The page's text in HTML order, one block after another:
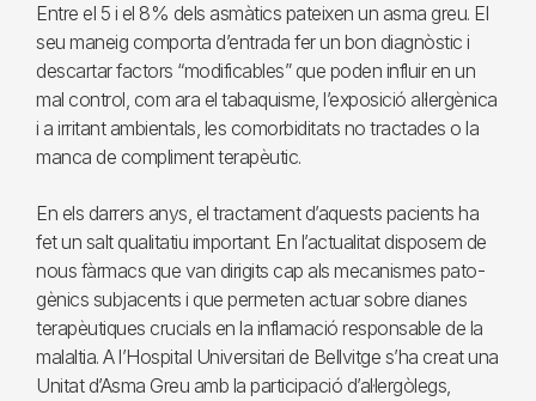
Entre el 5 i el 8% dels asmàtics pateixen un asma greu. El
seu maneig comporta d’entrada fer un bon diagnòstic i
descartar factors “modificables” que poden influir en un
mal control, com ara el tabaquisme, l’exposició al·lergènica
i a irritant ambientals, les comorbiditats no tractades o la
manca de compliment terapèutic.
En els darrers anys, el tractament d’aquests pacients ha
fet un salt qualitatiu important. En l’actualitat disposem de
nous fàrmacs que van dirigits cap als mecanismes pato­
gènics subjacents i que permeten actuar sobre dianes
terapèutiques crucials en la inflamació responsable de la
malaltia. A l’Hospital Universitari de Bellvitge s’ha creat una
Unitat d’Asma Greu amb la participació d’al·lergòlegs,